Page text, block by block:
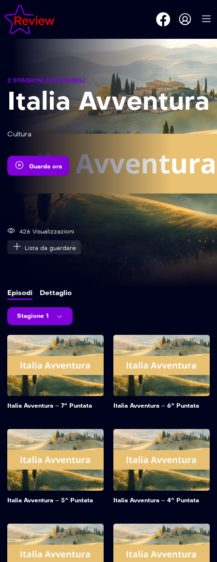
2 STAGIONI DISPONIBILI
Italia Avventura
Cultura
Guarda ora
426 Visualizzazioni
Lista da guardare
Episodi Dettaglio
Stagione 1
Italia Avventura – 7^ Puntata Italia Avventura – 6^ Puntata
Italia Avventura – 5^ Puntata Italia Avventura – 4^ Puntata